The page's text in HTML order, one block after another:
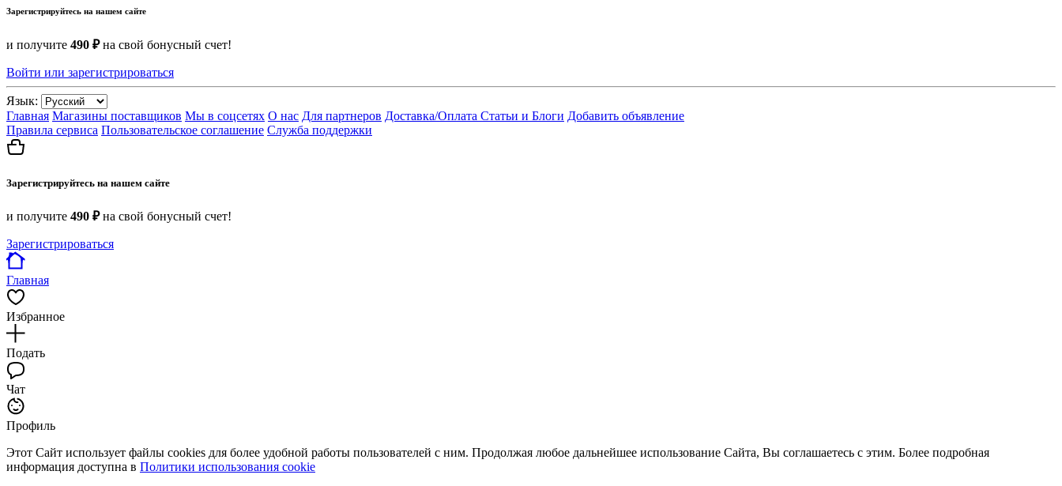
Зарегистрируйтесь на нашем сайте
и получите 490 ₽на свой бонусный счет!
Войти или зарегистрироваться
Язык:
Главная Магазины поставщиков Мы в соцсетях О нас Для партнеров Доставка/Оплата Статьи и Блоги Добавить объявление
Правила сервиса Пользовательское соглашение Служба поддержки
Зарегистрируйтесь на нашем сайте
и получите 490 ₽на свой бонусный счет!
Зарегистрироваться
Главная
Избранное
Подать
Чат
Профиль
Этот Сайт использует файлы cookies для более удобной работы пользователей с ним. Продолжая любое дальнейшее использование Сайта, Вы соглашаетесь с этим. Более подробная
информация доступна в Политики использования cookie